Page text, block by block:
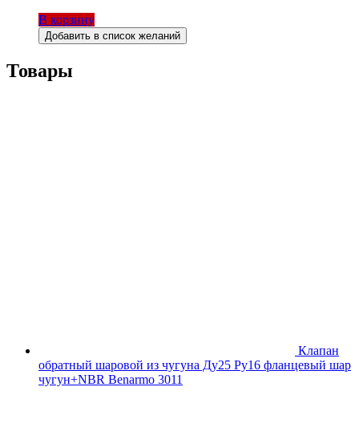
В корзину
Добавить в список желаний
Товары
Клапан
обратный шаровой из чугуна Ду25 Ру16 фланцевый шар
чугун+NBR Benarmo 3011